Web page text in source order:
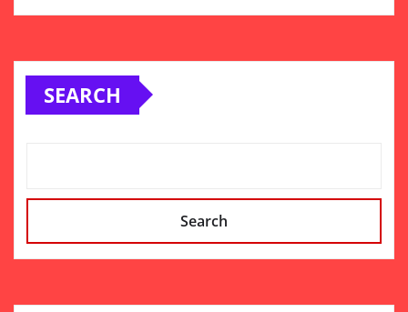
SEARCH
Search